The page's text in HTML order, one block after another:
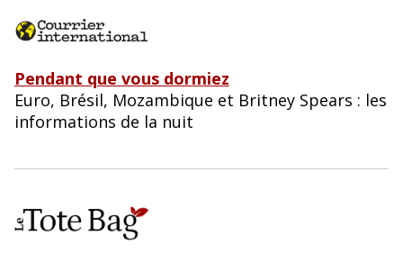
Pendant que vous dormiez
Euro, Brésil, Mozambique et Britney Spears : les
informations de la nuit